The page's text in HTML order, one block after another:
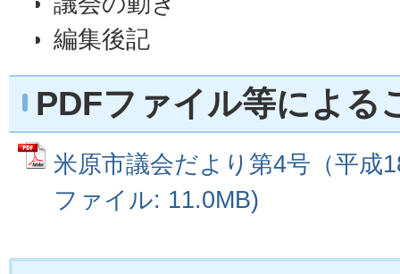
編集後記
PDFファイル等による
米原市議会だより第4号（平成
ファイル: 11.0MB)